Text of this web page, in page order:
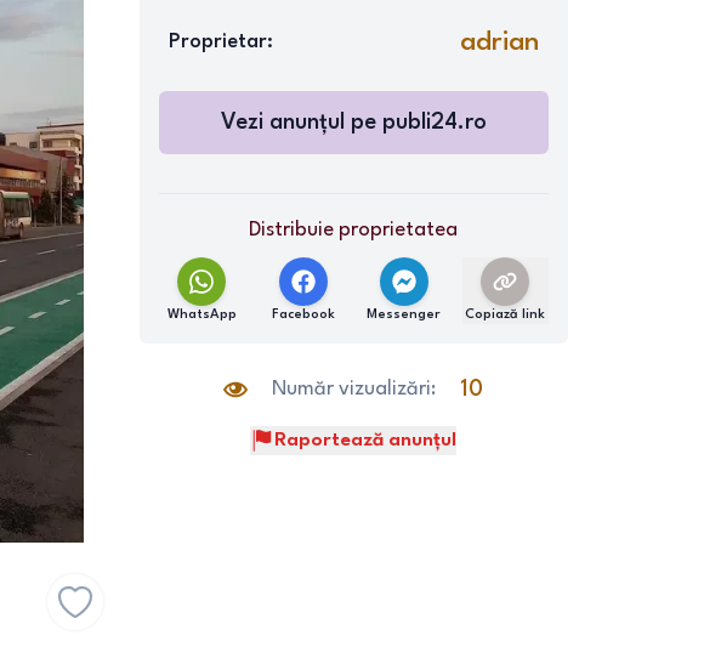
Proprietar: adrian
Vezi anunțul pe publi24.ro
Distribuie proprietatea
WhatsApp Facebook Messenger Copiază link
Număr vizualizări: 10
Raportează anunțul